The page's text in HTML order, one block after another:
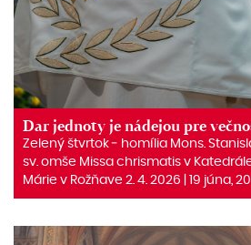
Dar jednoty je nádejou pre
Zelený štvrtok ‒ homília Mons.
sv. omše Missa chrismatis v
Márie v Rožňave 2. 4. 2026 | 19 júna,